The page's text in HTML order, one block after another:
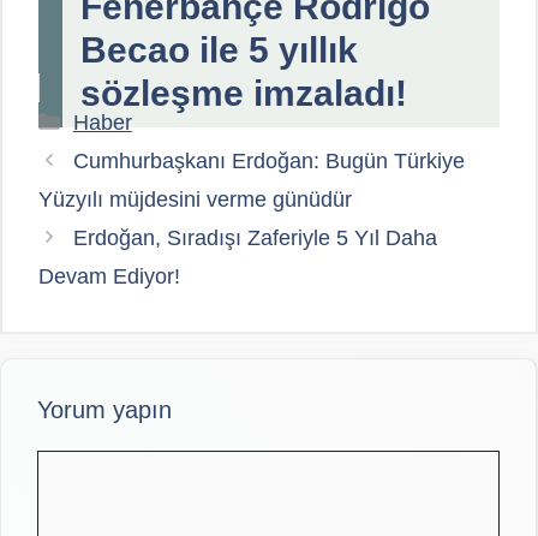
Becao ile 5 yıllık
sözleşme imzaladı!
Kategoriler
Haber
Cumhurbaşkanı Erdoğan: Bugün Türkiye
Yüzyılı müjdesini verme günüdür
Erdoğan, Sıradışı Zaferiyle 5 Yıl Daha
Devam Ediyor!
Yorum yapın